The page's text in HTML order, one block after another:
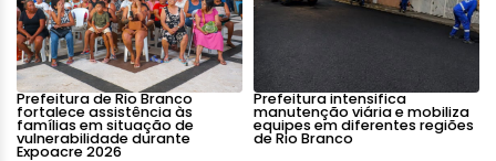
Prefeitura de Rio Branco
fortalece assistência às
famílias em situação de
vulnerabilidade durante
Expoacre 2026
Prefeitura intensifica
manutenção viária e mobiliza
equipes em diferentes regiões
de Rio Branco